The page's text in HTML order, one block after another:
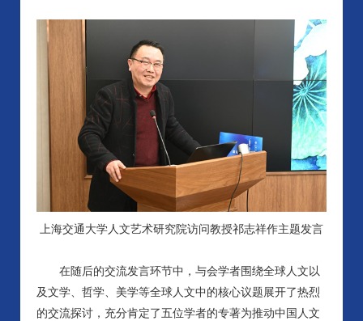
上海交通大学人文艺术研究院访问教授祁志祥作主题发言
在随后的交流发言环节中，与会学者围绕全球人文以
及文学、哲学、美学等全球人文中的核心议题展开了热烈
的交流探讨，充分肯定了五位学者的专著为推动中国人文